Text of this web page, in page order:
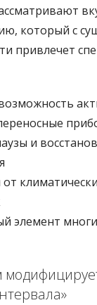
который с
привлечет
и
от
элемент